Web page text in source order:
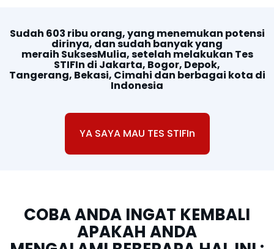
Sudah 603 ribu orang, yang menemukan potensi
dirinya, dan sudah banyak yang
meraih SuksesMulia, setelah melakukan Tes
STIFIn di Jakarta, Bogor, Depok,
Tangerang, Bekasi, Cimahi dan berbagai kota di
Indonesia
YA SAYA MAU TES STIFIn
COBA ANDA INGAT KEMBALI
APAKAH ANDA